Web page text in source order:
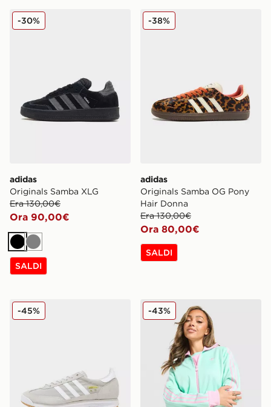
adidas Originals Samba XLG
adidas
Originals Samba XLG
Era 130,00€
Ora 90,00€
-30%
NeroGrigio
SALDI
adidas Originals Samba
adidas
Originals Samba OG Pony
Hair Donna
Era 130,00€
Ora 80,00€
-38%
SALDI
adidas Originals SL 72 RS
-45% adidas Originals Giacca
-43%